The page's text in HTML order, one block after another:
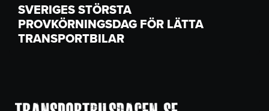
SVERIGES STÖRSTA
PROVKÖRNINGSDAG FÖR LÄTTA
TRANSPORTBILAR